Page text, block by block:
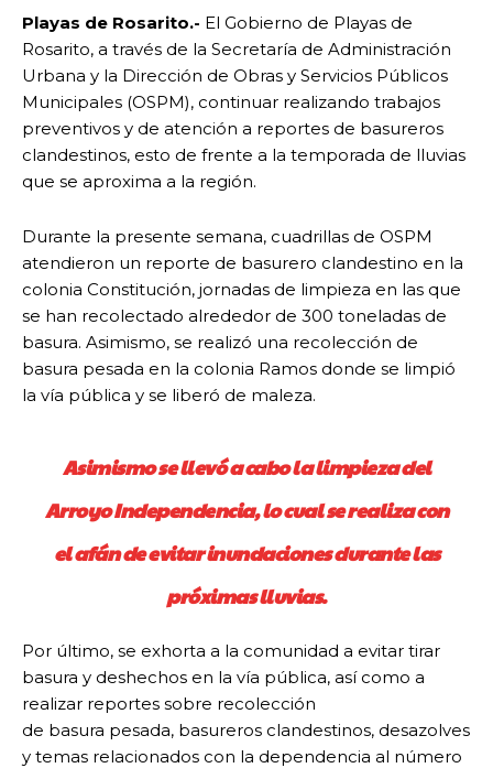
Playas de Rosarito.- El Gobierno de Playas de
Rosarito, a través de la Secretaría de Administración
Urbana y la Dirección de Obras y Servicios Públicos
Municipales (OSPM), continuar realizando trabajos
preventivos y de atención a reportes de basureros
clandestinos, esto de frente a la temporada de lluvias
que se aproxima a la región.
Durante la presente semana, cuadrillas de OSPM
atendieron un reporte de basurero clandestino en la
colonia Constitución, jornadas de limpieza en las que
se han recolectado alrededor de 300 toneladas de
basura. Asimismo, se realizó una recolección de
basura pesada en la colonia Ramos donde se limpió
la vía pública y se liberó de maleza.
Asimismo se llevó a cabo la limpieza del
Arroyo Independencia, lo cual se realiza con
el afán de evitar inundaciones durante las
próximas lluvias.
Por último, se exhorta a la comunidad a evitar tirar
basura y deshechos en la vía pública, así como a
realizar reportes sobre recolección
de basura pesada, basureros clandestinos, desazolves
y temas relacionados con la dependencia al número